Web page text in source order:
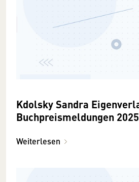
Kdolsky Sandra Eigenverlag -
Buchpreismeldungen 2025
Weiterlesen